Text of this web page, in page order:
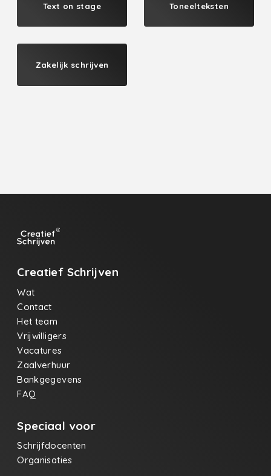
Text on stage Toneelteksten
Zakelijk schrijven
Creatief Schrijven
Wat
Contact
Het team
Vrijwilligers
Vacatures
Zaalverhuur
Bankgegevens
FAQ
Speciaal voor
Schrijfdocenten
Organisaties